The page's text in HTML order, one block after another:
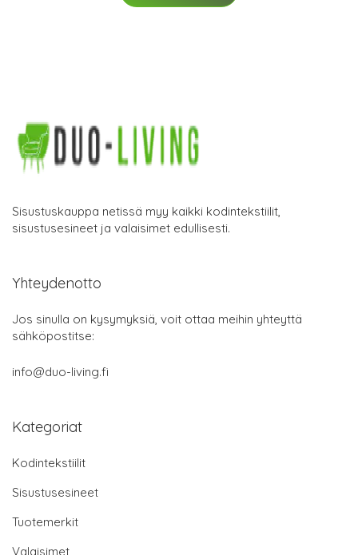
Sisustuskauppa netissä myy kaikki kodintekstiilit,
sisustusesineet ja valaisimet edullisesti.
Yhteydenotto
Jos sinulla on kysymyksiä, voit ottaa meihin yhteyttä
sähköpostitse:
info@duo-living.fi
Kategoriat
Kodintekstiilit
Sisustusesineet
Tuotemerkit
Valaisimet